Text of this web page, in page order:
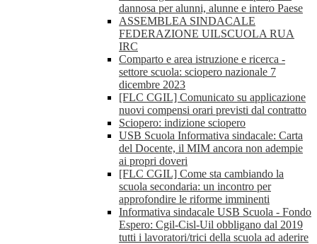
dannosa per alunni, alunne e intero Paese
ASSEMBLEA SINDACALE
FEDERAZIONE UILSCUOLA RUA
IRC
Comparto e area istruzione e ricerca -
settore scuola: sciopero nazionale 7
dicembre 2023
[FLC CGIL] Comunicato su applicazione
nuovi compensi orari previsti dal contratto
Sciopero: indizione sciopero
USB Scuola Informativa sindacale: Carta
del Docente, il MIM ancora non adempie
ai propri doveri
[FLC CGIL] Come sta cambiando la
scuola secondaria: un incontro per
approfondire le riforme imminenti
Informativa sindacale USB Scuola - Fondo
Espero: Cgil-Cisl-Uil obbligano dal 2019
tutti i lavoratori/trici della scuola ad aderire